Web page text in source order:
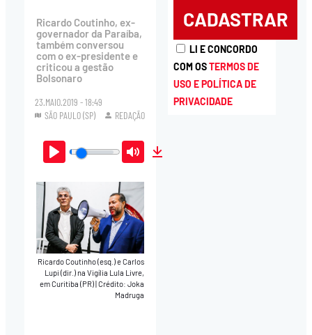
Ricardo Coutinho, ex-
governador da Paraíba,
também conversou
com o ex-presidente e
criticou a gestão
Bolsonaro
23.MAIO.2019 - 18:49
SÃO PAULO (SP)
REDAÇÃO
Play Mute
Ricardo Coutinho (esq.) e Carlos
Lupi (dir.) na Vigília Lula Livre,
em Curitiba (PR) Crédito: Joka
Madruga
LI E CONCORDO
COM OSTERMOS DE
USO E POLÍTICA DE
PRIVACIDADE